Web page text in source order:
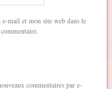
mail et mon site web dans le
commentaires par e-